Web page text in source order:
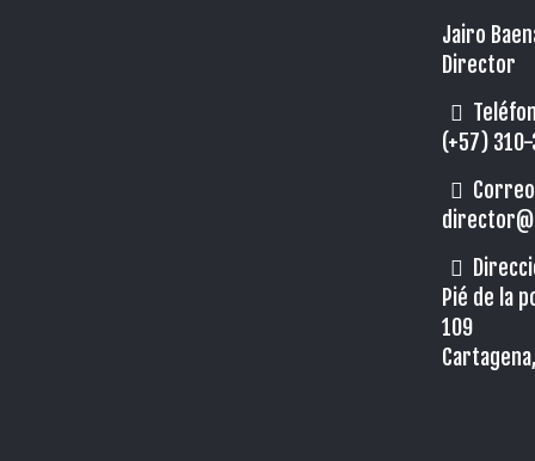
Jairo
Director
(+57)
Pié de la
109